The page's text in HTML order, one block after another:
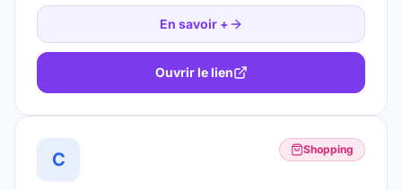
En savoir +
Ouvrir le lien
C Shopping